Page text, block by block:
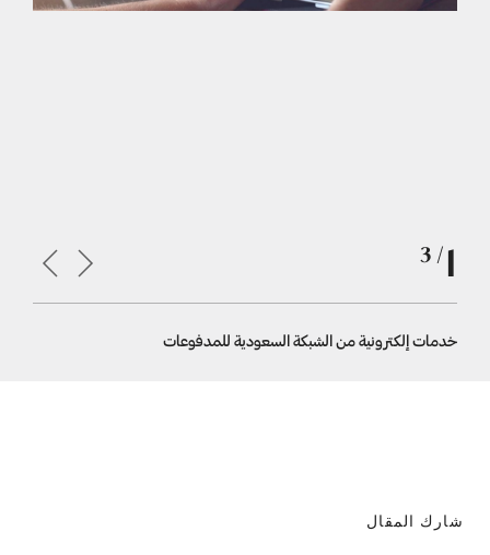
خدمات إلكترونية من الشبكة السعودية للمدفوعات
شارك المقال